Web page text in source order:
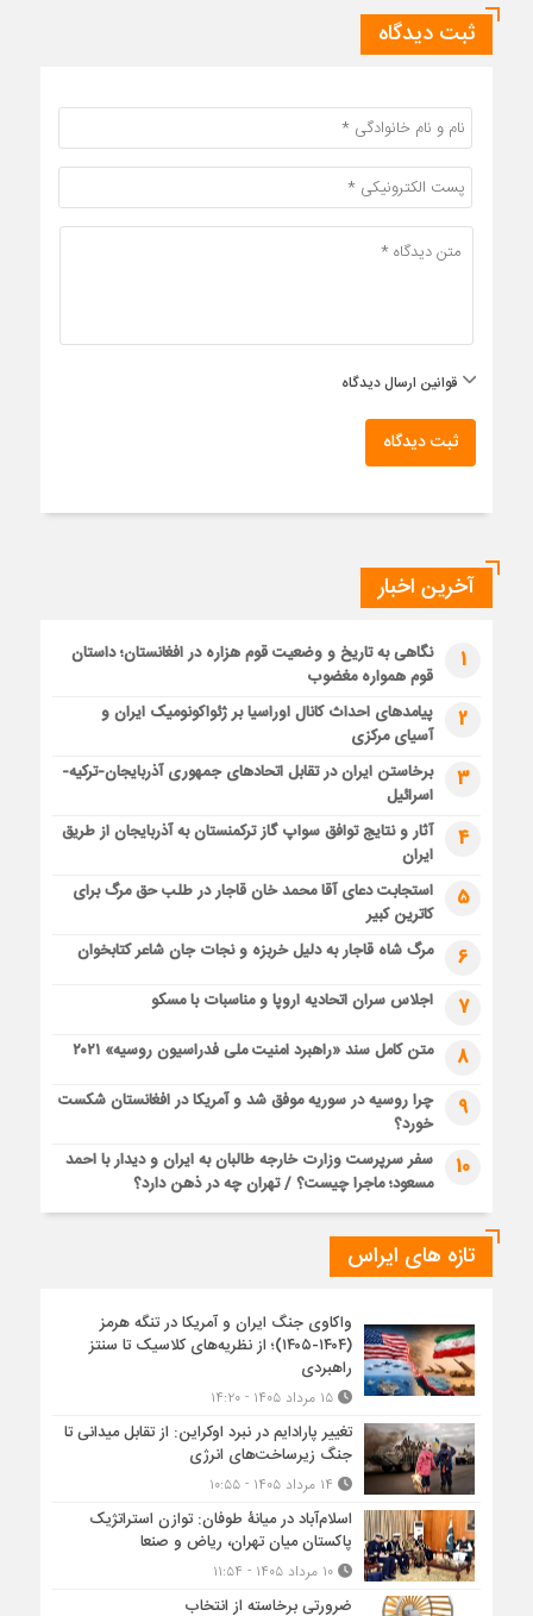
ثبت دیدگاه
قوانین ارسال دیدگاه
ثبت دیدگاه
آخرین اخبار
1
نگاهی به تاریخ و وضعیت قوم هزاره در افغانستان؛ داستان
قوم همواره مغضوب
2
پیامدهای احداث کانال اوراسیا بر ژئواکونومیک ایران و
آسیای مرکزی
3
برخاستن ایران در تقابل اتحادهای جمهوری آذربایجان-ترکیه-
اسرائیل
4
آثار و نتایج توافق سواپ گاز ترکمنستان به آذربایجان از طریق
ایران
5
استجابت دعای آقا محمد خان قاجار در طلب حق مرگ برای
کاترین کبیر
6 مرگ شاه قاجار به دلیل خربزه و نجات جان شاعر کتابخوان
7 اجلاس سران اتحادیه اروپا و مناسبات با مسکو
8 متن کامل سند «راهبرد امنیت ملی فدراسیون روسیه» ۲۰۲۱
9
چرا روسیه در سوریه موفق شد و آمریکا در افغانستان شکست
خورد؟
10
سفر سرپرست وزارت خارجه طالبان به ایران و دیدار با احمد
مسعود؛ ماجرا چیست؟ / تهران چه در ذهن دارد؟
تازه های ایراس
واکاوی جنگ ایران و آمریکا در تنگه هرمز
(۱۴۰۴-۱۴۰۵)؛ از نظریه‌های کلاسیک تا سنتز
راهبردی
۱۵ مرداد ۱۴۰۵ - ۱۴:۲۰
تغییر پارادایم در نبرد اوکراین: از تقابل میدانی تا
جنگ زیرساخت‌های انرژی
اسلام‌آباد در میانۀ طوفان: توازن استراتژیک
پاکستان میان تهران، ریاض و صنعا
۱۰ مرداد ۱۴۰۵ - ۱۱:۵۴
ضرورتی برخاسته از انتخاب